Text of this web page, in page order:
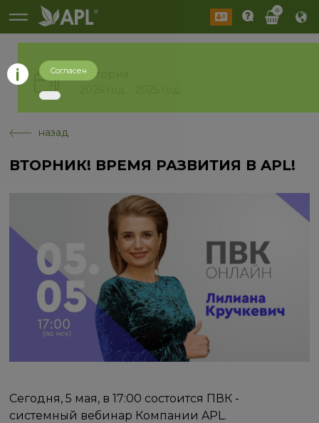
0
История
назад
ВТОРНИК! ВРЕМЯ РАЗВИТИЯ В APL!
Сегодня, 5 мая, в 17:00 состоится ПВК -
системный вебинар Компании APL.
Согласен